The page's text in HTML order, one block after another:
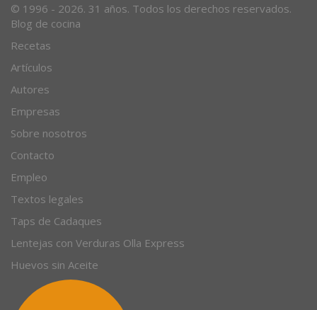
© 1996 - 2026. 31 años. Todos los derechos reservados.
Blog de cocina
Recetas
Artículos
Autores
Empresas
Sobre nosotros
Contacto
Empleo
Textos legales
Taps de Cadaques
Lentejas con Verduras Olla Express
Huevos sin Aceite